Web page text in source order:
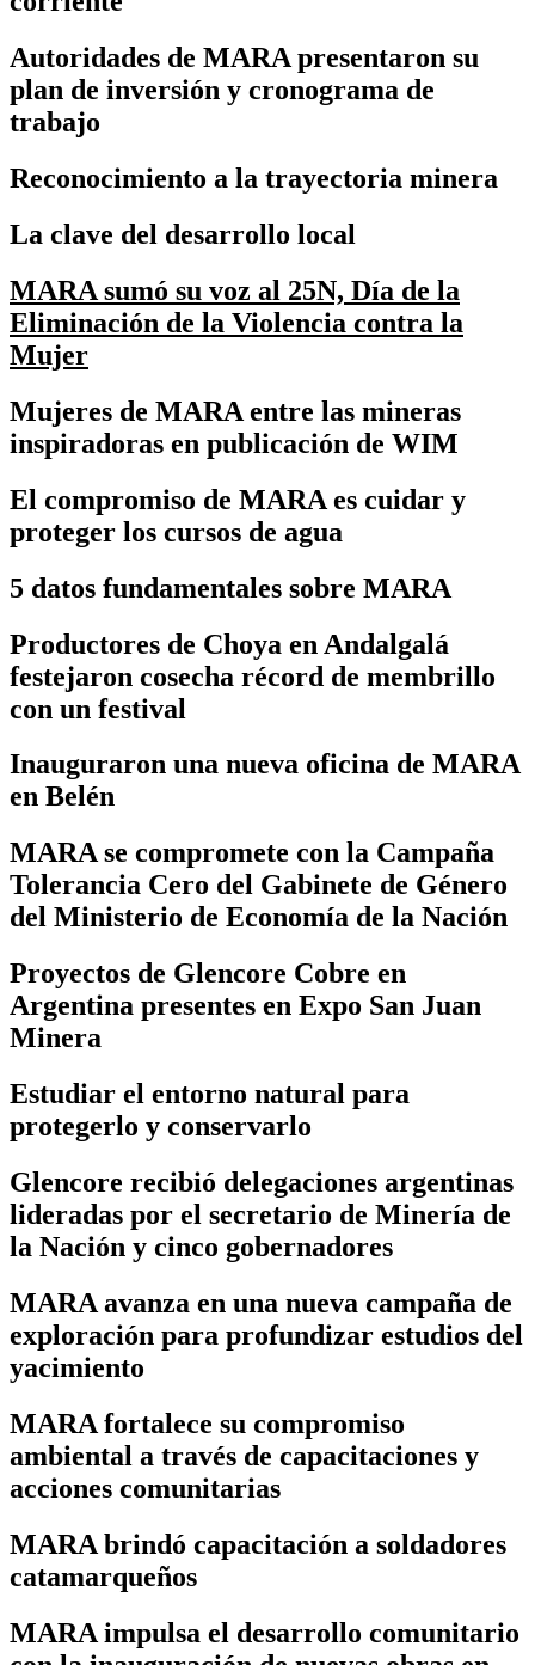
Autoridades de MARA presentaron su
plan de inversión y cronograma de
trabajo
Reconocimiento a la trayectoria minera
La clave del desarrollo local
MARA sumó su voz al 25N, Día de la
Eliminación de la Violencia contra la
Mujer
Mujeres de MARA entre las mineras
inspiradoras en publicación de WIM
El compromiso de MARA es cuidar y
proteger los cursos de agua
5 datos fundamentales sobre MARA
Productores de Choya en Andalgalá
festejaron cosecha récord de membrillo
con un festival
Inauguraron una nueva oficina de MARA
en Belén
MARA se compromete con la Campaña
Tolerancia Cero del Gabinete de Género
del Ministerio de Economía de la Nación
Proyectos de Glencore Cobre en
Argentina presentes en Expo San Juan
Minera
Estudiar el entorno natural para
protegerlo y conservarlo
Glencore recibió delegaciones argentinas
lideradas por el secretario de Minería de
la Nación y cinco gobernadores
MARA avanza en una nueva campaña de
exploración para profundizar estudios del
yacimiento
MARA fortalece su compromiso
ambiental a través de capacitaciones y
acciones comunitarias
MARA brindó capacitación a soldadores
catamarqueños
MARA impulsa el desarrollo comunitario